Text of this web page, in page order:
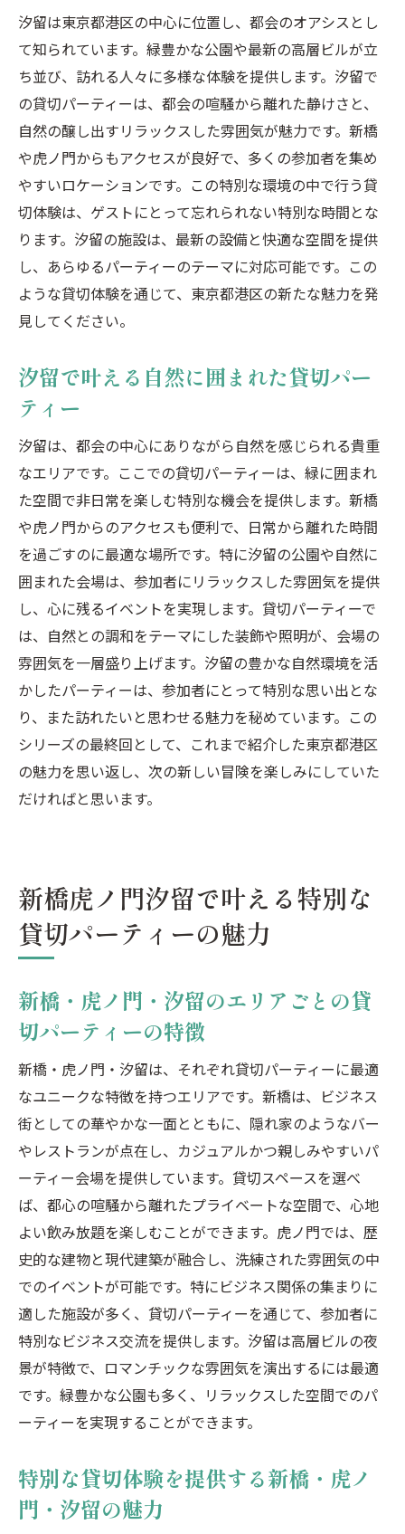
汐留は東京都港区の中心に位置し、都会のオアシスとし
て知られています。緑豊かな公園や最新の高層ビルが立
ち並び、訪れる人々に多様な体験を提供します。汐留で
の貸切パーティーは、都会の喧騒から離れた静けさと、
自然の醸し出すリラックスした雰囲気が魅力です。新橋
や虎ノ門からもアクセスが良好で、多くの参加者を集め
やすいロケーションです。この特別な環境の中で行う貸
切体験は、ゲストにとって忘れられない特別な時間とな
ります。汐留の施設は、最新の設備と快適な空間を提供
し、あらゆるパーティーのテーマに対応可能です。この
ような貸切体験を通じて、東京都港区の新たな魅力を発
見してください。
汐留で叶える自然に囲まれた貸切パー
ティー
汐留は、都会の中心にありながら自然を感じられる貴重
なエリアです。ここでの貸切パーティーは、緑に囲まれ
た空間で非日常を楽しむ特別な機会を提供します。新橋
や虎ノ門からのアクセスも便利で、日常から離れた時間
を過ごすのに最適な場所です。特に汐留の公園や自然に
囲まれた会場は、参加者にリラックスした雰囲気を提供
し、心に残るイベントを実現します。貸切パーティーで
は、自然との調和をテーマにした装飾や照明が、会場の
雰囲気を一層盛り上げます。汐留の豊かな自然環境を活
かしたパーティーは、参加者にとって特別な思い出とな
り、また訪れたいと思わせる魅力を秘めています。この
シリーズの最終回として、これまで紹介した東京都港区
の魅力を思い返し、次の新しい冒険を楽しみにしていた
だければと思います。
新橋虎ノ門汐留で叶える特別な
貸切パーティーの魅力
新橋・虎ノ門・汐留のエリアごとの貸
切パーティーの特徴
新橋・虎ノ門・汐留は、それぞれ貸切パーティーに最適
なユニークな特徴を持つエリアです。新橋は、ビジネス
街としての華やかな一面とともに、隠れ家のようなバー
やレストランが点在し、カジュアルかつ親しみやすいパ
ーティー会場を提供しています。貸切スペースを選べ
ば、都心の喧騒から離れたプライベートな空間で、心地
よい飲み放題を楽しむことができます。虎ノ門では、歴
史的な建物と現代建築が融合し、洗練された雰囲気の中
でのイベントが可能です。特にビジネス関係の集まりに
適した施設が多く、貸切パーティーを通じて、参加者に
特別なビジネス交流を提供します。汐留は高層ビルの夜
景が特徴で、ロマンチックな雰囲気を演出するには最適
です。緑豊かな公園も多く、リラックスした空間でのパ
ーティーを実現することができます。
特別な貸切体験を提供する新橋・虎ノ
門・汐留の魅力